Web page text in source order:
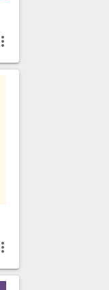
more_vert
more_vert